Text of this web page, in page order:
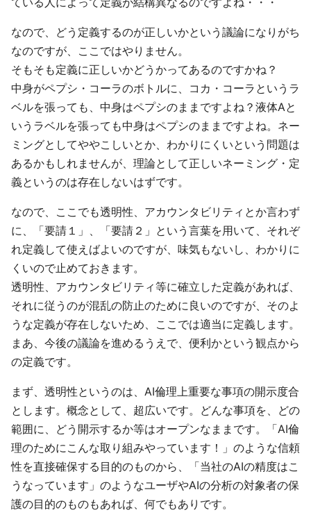
なので、どう定義するのが正しいかという議論になりがち
なのですが、ここではやりません。
そもそも定義に正しいかどうかってあるのですかね？
中身がペプシ・コーラのボトルに、コカ・コーラというラ
ベルを張っても、中身はペプシのままですよね？液体Aと
いうラベルを張っても中身はペプシのままですよね。ネー
ミングとしてややこしいとか、わかりにくいという問題は
あるかもしれませんが、理論として正しいネーミング・定
義というのは存在しないはずです。
なので、ここでも透明性、アカウンタビリティとか言わず
に、「要請１」、「要請２」という言葉を用いて、それぞ
れ定義して使えばよいのですが、味気もないし、わかりに
くいので止めておきます。
透明性、アカウンタビリティ等に確立した定義があれば、
それに従うのが混乱の防止のために良いのですが、そのよ
うな定義が存在しないため、ここでは適当に定義します。
まあ、今後の議論を進めるうえで、便利かという観点から
の定義です。
まず、透明性というのは、AI倫理上重要な事項の開示度合
とします。概念として、超広いです。どんな事項を、どの
範囲に、どう開示するか等はオープンなままです。「AI倫
理のためにこんな取り組みやっています！」のような信頼
性を直接確保する目的のものから、「当社のAIの精度はこ
うなっています」のようなユーザやAIの分析の対象者の保
護の目的のものもあれば、何でもありです。